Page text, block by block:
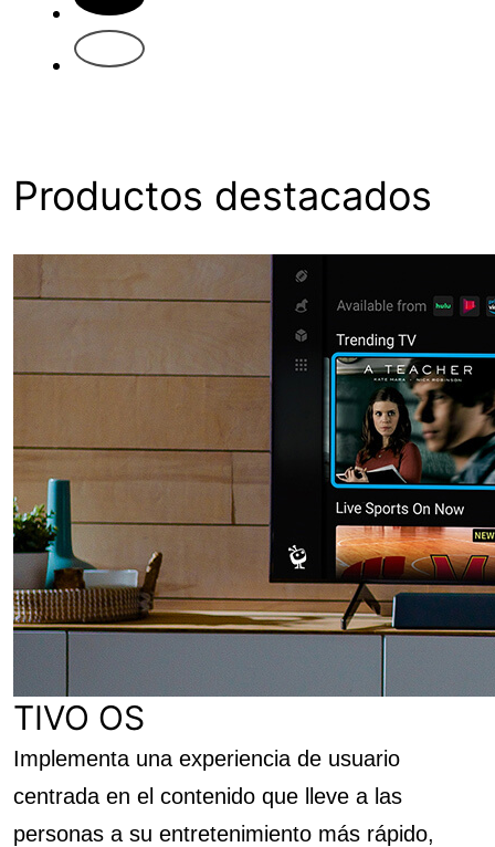
2
3
Productos destacados
TIVO OS
Implementa una experiencia de usuario
centrada en el contenido que lleve a las
personas a su entretenimiento más rápido,